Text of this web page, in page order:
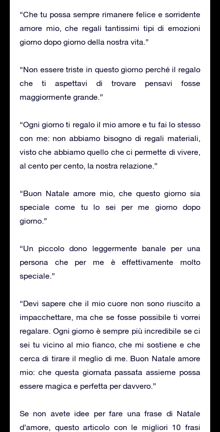
“Che tu possa sempre rimanere felice e sorridente
amore mio, che regali tantissimi tipi di emozioni
giorno dopo giorno della nostra vita.”
“Non essere triste in questo giorno perché il regalo
che ti aspettavi di trovare pensavi fosse
maggiormente grande.”
“Ogni giorno ti regalo il mio amore e tu fai lo stesso
con me: non abbiamo bisogno di regali materiali,
visto che abbiamo quello che ci permette di vivere,
al cento per cento, la nostra relazione.”
“Buon Natale amore mio, che questo giorno sia
speciale come tu lo sei per me giorno dopo
giorno.”
“Un piccolo dono leggermente banale per una
persona che per me è effettivamente molto
speciale.”
“Devi sapere che il mio cuore non sono riuscito a
impacchettare, ma che se fosse possibile ti vorrei
regalare. Ogni giorno è sempre più incredibile se ci
sei tu vicino al mio fianco, che mi sostiene e che
cerca di tirare il meglio di me. Buon Natale amore
mio: che questa giornata passata assieme possa
essere magica e perfetta per davvero.”
Se non avete idee per fare una frase di Natale
d’amore, questo articolo con le migliori 10 frasi